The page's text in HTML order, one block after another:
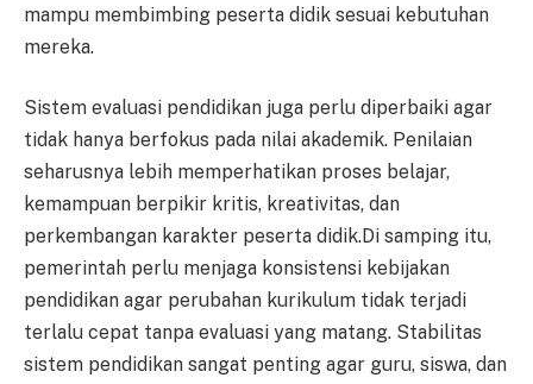
mampu membimbing peserta didik sesuai kebutuhan
mereka.
Sistem evaluasi pendidikan juga perlu diperbaiki agar
tidak hanya berfokus pada nilai akademik. Penilaian
seharusnya lebih memperhatikan proses belajar,
kemampuan berpikir kritis, kreativitas, dan
perkembangan karakter peserta didik.Di samping itu,
pemerintah perlu menjaga konsistensi kebijakan
pendidikan agar perubahan kurikulum tidak terjadi
terlalu cepat tanpa evaluasi yang matang. Stabilitas
sistem pendidikan sangat penting agar guru, siswa, dan